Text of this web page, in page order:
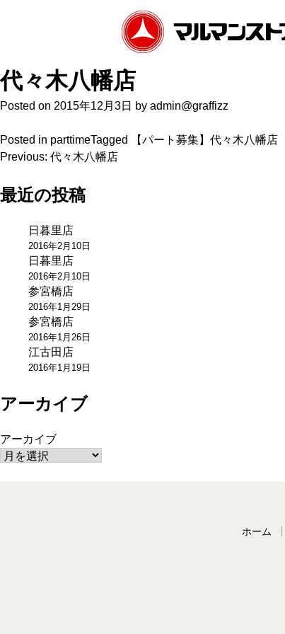
代々木八幡店
Posted on 2015年12月3日 by admin@graffizz
Posted in parttimeTagged 【パート募集】代々木八幡店
投
稿
Previous: 代々木八幡店
最近の投稿
日暮里店
2016年2月10日
日暮里店
2016年2月10日
参宮橋店
2016年1月29日
参宮橋店
2016年1月26日
江古田店
2016年1月19日
アーカイブ
アーカイブ
ホーム